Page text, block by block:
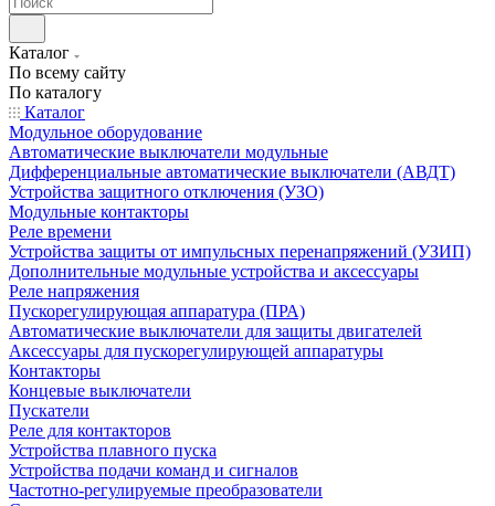
Каталог
По всему сайту
По каталогу
Каталог
Модульное оборудование
Автоматические выключатели модульные
Дифференциальные автоматические выключатели (АВДТ)
Устройства защитного отключения (УЗО)
Модульные контакторы
Реле времени
Устройства защиты от импульсных перенапряжений (УЗИП)
Дополнительные модульные устройства и аксессуары
Реле напряжения
Пускорегулирующая аппаратура (ПРА)
Автоматические выключатели для защиты двигателей
Аксессуары для пускорегулирующей аппаратуры
Контакторы
Концевые выключатели
Пускатели
Реле для контакторов
Устройства плавного пуска
Устройства подачи команд и сигналов
Частотно-регулируемые преобразователи